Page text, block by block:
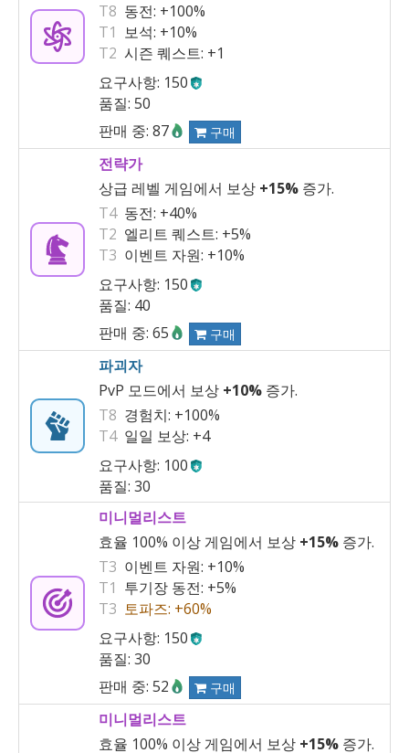
T8 동전: +100%
T1 보석: +10%
T2 시즌 퀘스트: +1
요구사항: 150
품질: 50
판매 중: 87
구매
전략가
상급 레벨 게임에서 보상 +15% 증가.
T4 동전: +40%
T2 엘리트 퀘스트: +5%
T3 이벤트 자원: +10%
요구사항: 150
품질: 40
판매 중: 65
구매
파괴자
PvP 모드에서 보상 +10% 증가.
T8 경험치: +100%
T4 일일 보상: +4
요구사항: 100
품질: 30
미니멀리스트
효율 100% 이상 게임에서 보상 +15% 증가.
T3 이벤트 자원: +10%
T1 투기장 동전: +5%
T3 토파즈: +60%
요구사항: 150
품질: 30
판매 중: 52
구매
미니멀리스트
효율 100% 이상 게임에서 보상 +15% 증가.